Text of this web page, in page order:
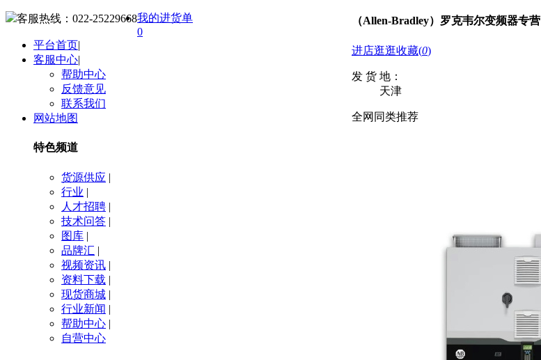
客服热线： 022-25229668我的进货单
0
平台首页|
客服中心|
帮助中心
反馈意见
联系我们
网站地图
特色频道
货源供应 |
行业 |
人才招聘 |
技术问答 |
图库 |
品牌汇 |
视频资讯 |
资料下载 |
现货商城 |
行业新闻 |
帮助中心 |
自营中心
（Allen-Bradley）罗克韦尔变频器专营
进店逛逛收藏(0)
发 货 地：
天津
全网同类推荐